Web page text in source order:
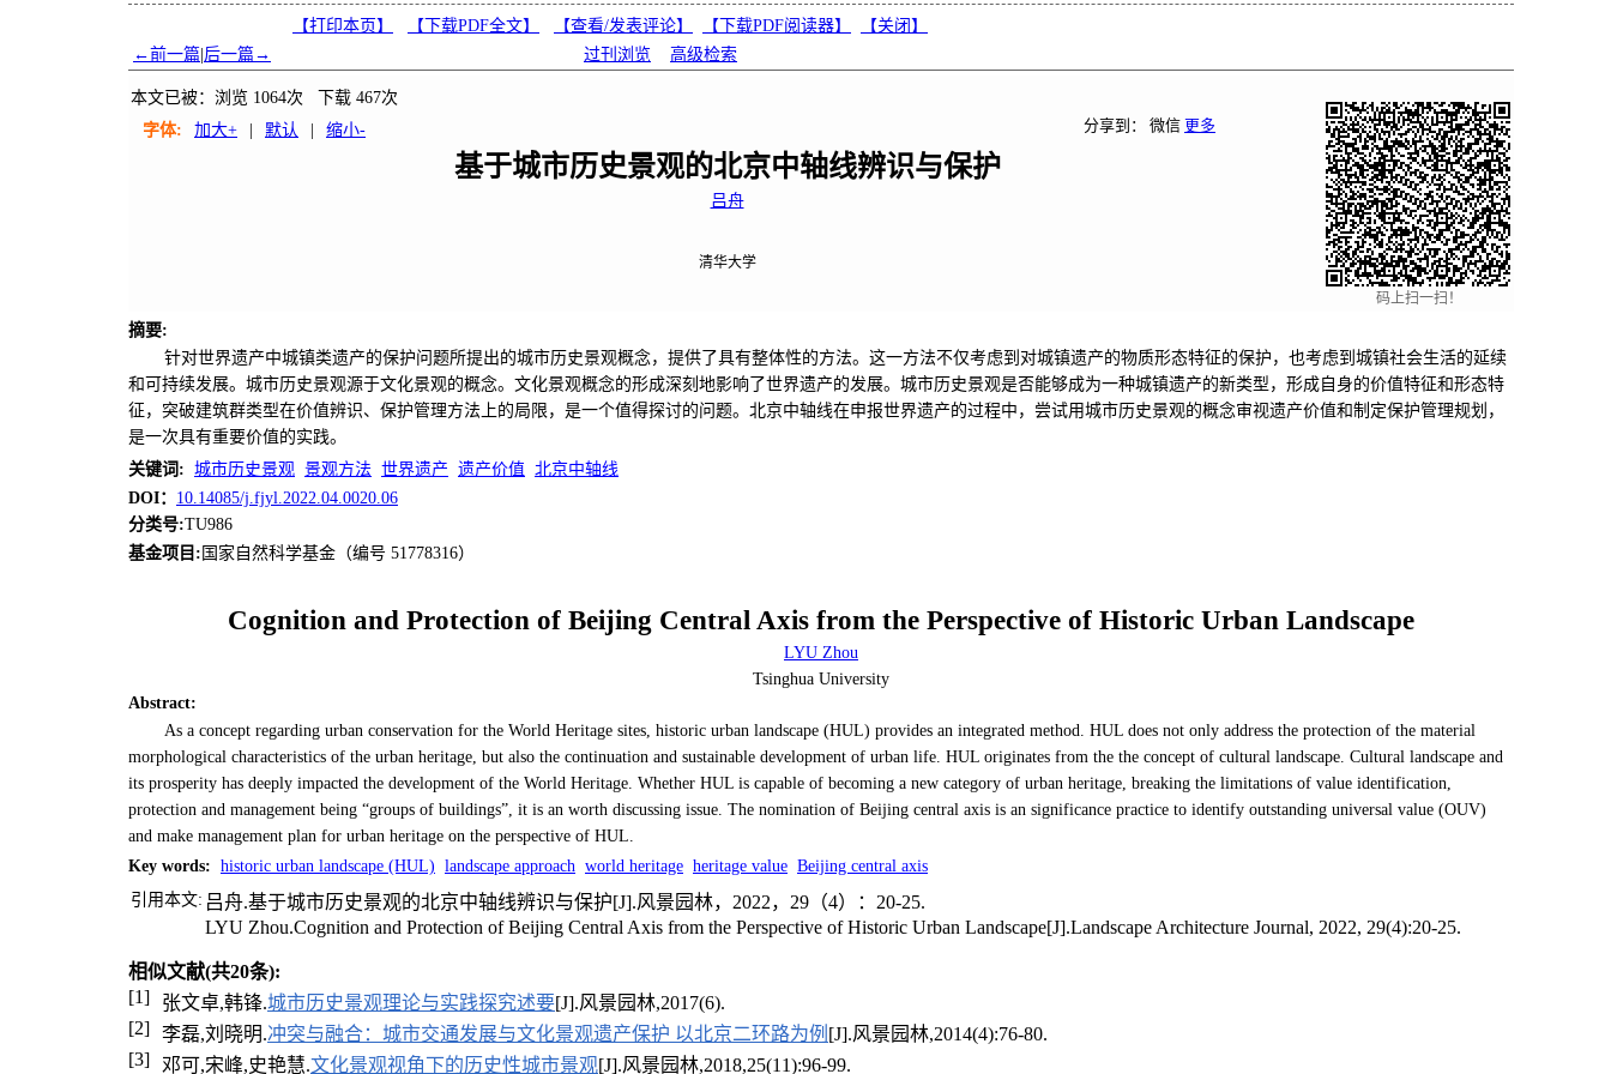
【打印本页】 【下载PDF全文】 【查看/发表评论】 【 下载PDF阅读器】 【关闭 】
←前一篇 后一篇→ 过刊浏览 高级检索
本文已被：浏览 1064次 下载 467次
码上扫一扫！
分享到： 微信 更多
字体: 加大+ 默认 缩小-
基于城市历史景观的北京中轴线辨识与保护
吕舟
清华大学
摘要:
针对世界遗产中城镇类遗产的保护问题所提出的城市历史景观概念，提供了具有整体性的方法。这一方法不仅考虑到对城镇遗产的物质形态特征的保护，也考虑到城镇社会生活的延续
和可持续发展。城市历史景观源于文化景观的概念。文化景观概念的形成深刻地影响了世界遗产的发展。城市历史景观是否能够成为一种城镇遗产的新类型，形成自身的价值特征和形态特
征，突破建筑群类型在价值辨识、保护管理方法上的局限，是一个值得探讨的问题。北京中轴线在申报世界遗产的过程中，尝试用城市历史景观的概念审视遗产价值和制定保护管理规划，
是一次具有重要价值的实践。
关键词 : 城市历史景观 景观方法 世界遗产 遗产价值 北京中轴线
DOI： 10.14085/j.fjyl.2022.04.0020.06
分类号:TU986
基金项目: 国家自然科学基金（编号 51778316）
Cognition and Protection of Beijing Central Axis from the Perspective of Historic Urban Landscape
LYU Zhou
Tsinghua University
Abstract:
As a concept regarding urban conservation for the World Heritage sites, historic urban landscape (HUL) provides an integrated method. HUL does not only address the protection of the material
morphological characteristics of the urban heritage, but also the continuation and sustainable development of urban life. HUL originates from the the concept of cultural landscape. Cultural landscape and
its prosperity has deeply impacted the development of the World Heritage. Whether HUL is capable of becoming a new category of urban heritage, breaking the limitations of value identification,
protection and management being “groups of buildings”, it is an worth discussing issue. The nomination of Beijing central axis is an significance practice to identify outstanding universal value (OUV)
and make management plan for urban heritage on the perspective of HUL.
Key words: historic urban landscape (HUL) landscape approach world heritage heritage value Beijing central axis
引用本文: 吕舟.基于城市历史景观的北京中轴线辨识与保护[J].风景园林，2022，29（4）：20-25.
LYU Zhou.Cognition and Protection of Beijing Central Axis from the Perspective of Historic Urban Landscape[J].Landscape Architecture Journal, 2022, 29(4):20-25.
相似文献(共20条):
[1]
张文卓,韩锋.城市历史景观理论与实践探究述要[J].风景园林,2017(6).
[2] 李磊,刘晓明.冲突与融合：城市交通发展与文化景观遗产保护 以北京二环路为例 [J].风景园林,2014(4):76-80.
[3]
邓可,宋峰,史艳慧.文化景观视角下的历史性城市景观[J].风景园林,2018,25(11):96-99.